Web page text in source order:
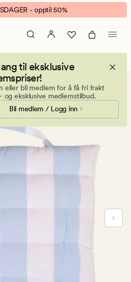
- opptil 50%
til eksklusive
eller bli medlem for å få fri frakt
og eksklusive medlemstilbud.
Bli medlem / Logg inn
Sitteputer